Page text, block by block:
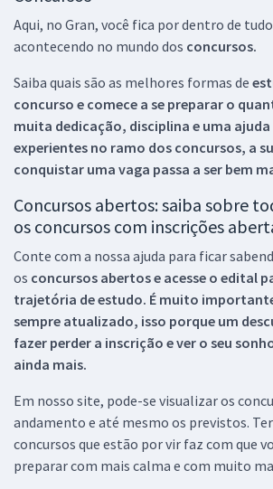
Aqui, no Gran, você fica por dentro de
acontecendo no mundo dos concursos.
Saiba quais são as melhores formas de
concurso e comece a se preparar o
muita dedicação, disciplina e uma
experientes no ramo dos concursos, a
conquistar uma vaga passa a ser bem
Concursos abertos: saiba sobre
os concursos com inscrições
Conte com a nossa ajuda para ficar
os concursos abertos e acesse o edital
trajetória de estudo. É muito
sempre atualizado, isso porque um
fazer perder a inscrição e ver o seu
ainda mais.
Em nosso site, pode-se visualizar os
andamento e até mesmo os previstos.
concursos que estão por vir faz com que
preparar com mais calma e com muito